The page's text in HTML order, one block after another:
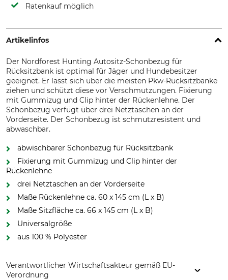
Ratenkauf möglich
Artikelinfos
Der Nordforest Hunting Autositz-Schonbezug für
Rücksitzbank ist optimal für Jäger und Hundebesitzer
geeignet. Er lässt sich über die meisten Pkw-Rücksitzbänke
ziehen und schützt diese vor Verschmutzungen. Fixierung
mit Gummizug und Clip hinter der Rückenlehne. Der
Schonbezug verfügt über drei Netztaschen an der
Vorderseite. Der Schonbezug ist schmutzresistent und
abwaschbar.
abwischbarer Schonbezug für Rücksitzbank
Fixierung mit Gummizug und Clip hinter der
Rückenlehne
drei Netztaschen an der Vorderseite
Maße Rückenlehne ca. 60 x 145 cm (L x B)
Maße Sitzfläche ca. 66 x 145 cm (L x B)
Universalgröße
aus 100 % Polyester
Verantwortlicher Wirtschaftsakteur gemäß EU-
Verordnung